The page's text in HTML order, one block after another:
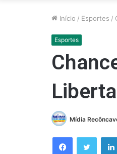
Início / Esportes /
Esportes
Mídia
Facebook